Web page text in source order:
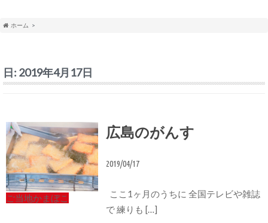
ホーム
日: 2019年4月17日
ご当地かまぼこ
広島のがんす
2019/04/17
ここ1ヶ月のうちに 全国テレビや雑誌
で 練りも […]